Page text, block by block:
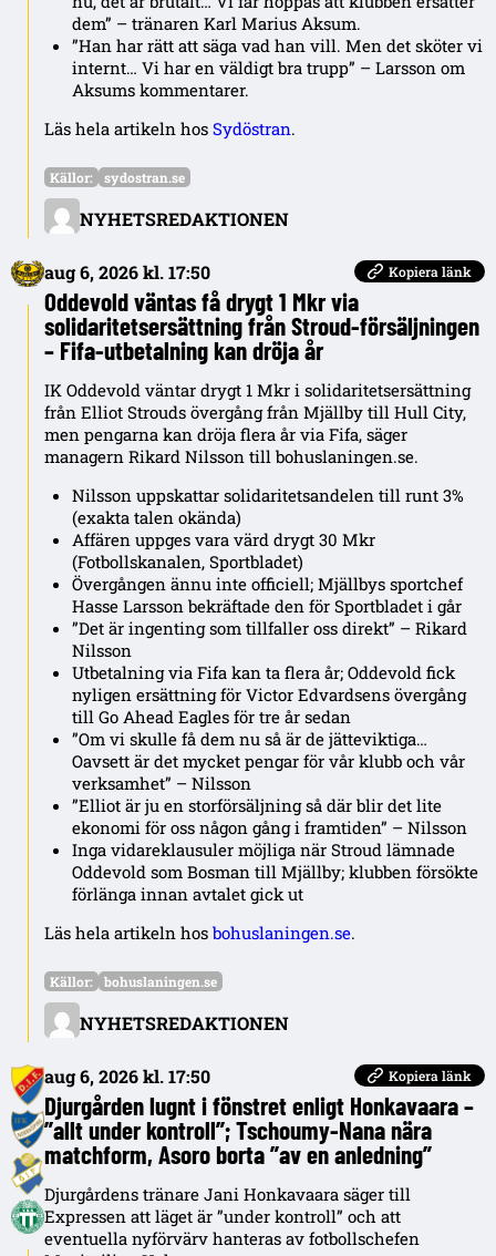
dem” – tränaren Karl Marius Aksum.
”Han har rätt att säga vad han vill. Men det sköter vi
internt… Vi har en väldigt bra trupp” – Larsson om
Aksums kommentarer.
Läs hela artikeln hos Sydöstran.
NYHETSREDAKTIONEN
Källor: sydostran.se
aug 6, 2026 kl. 17:50 Kopiera länk
Oddevold väntas få drygt 1 Mkr via
solidaritetsersättning från Stroud-försäljningen
– Fifa-utbetalning kan dröja år
IK Oddevold väntar drygt 1 Mkr i solidaritetsersättning
från Elliot Strouds övergång från Mjällby till Hull City,
men pengarna kan dröja flera år via Fifa, säger
managern Rikard Nilsson till bohuslaningen.se.
Nilsson uppskattar solidaritetsandelen till runt 3%
(exakta talen okända)
Affären uppges vara värd drygt 30 Mkr
(Fotbollskanalen, Sportbladet)
Övergången ännu inte officiell; Mjällbys sportchef
Hasse Larsson bekräftade den för Sportbladet i går
”Det är ingenting som tillfaller oss direkt” – Rikard
Nilsson
Utbetalning via Fifa kan ta flera år; Oddevold fick
nyligen ersättning för Victor Edvardsens övergång
till Go Ahead Eagles för tre år sedan
”Om vi skulle få dem nu så är de jätteviktiga…
Oavsett är det mycket pengar för vår klubb och vår
verksamhet” – Nilsson
”Elliot är ju en storförsäljning så där blir det lite
ekonomi för oss någon gång i framtiden” – Nilsson
Inga vidareklausuler möjliga när Stroud lämnade
Oddevold som Bosman till Mjällby; klubben försökte
förlänga innan avtalet gick ut
Läs hela artikeln hos bohuslaningen.se.
NYHETSREDAKTIONEN
Källor: bohuslaningen.se
aug 6, 2026 kl. 17:50 Kopiera länk
Djurgården lugnt i fönstret enligt Honkavaara –
”allt under kontroll”; Tschoumy-Nana nära
matchform, Asoro borta ”av en anledning”
Djurgårdens tränare Jani Honkavaara säger till
Expressen att läget är ”under kontroll” och att
eventuella nyförvärv hanteras av fotbollschefen